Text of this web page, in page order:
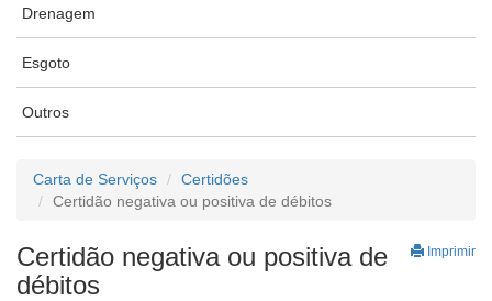
Drenagem
Esgoto
Outros
Carta de Serviços
Certidões
Certidão negativa ou positiva de débitos
Imprimir
Certidão negativa ou positiva de
débitos